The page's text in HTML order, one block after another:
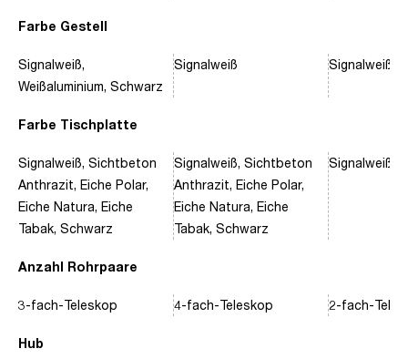
Farbe Gestell
Farbe Tischplatte
Anzahl Rohrpaare
Hub
Signalweiß,
Weißaluminium, Schwarz
Signalweiß, Sichtbeton
Anthrazit, Eiche Polar,
Eiche Natura, Eiche
Tabak, Schwarz
3-fach-Teleskop
Signalweiß
Signalweiß, Sichtbeton
Anthrazit, Eiche Polar,
Eiche Natura, Eiche
Tabak, Schwarz
4-fach-Teleskop
Signalweiß,
Signalweiß,
2-fach-